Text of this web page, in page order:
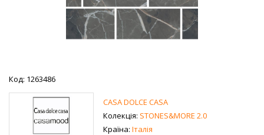
Код: 1263486
CASA DOLCE CASA
Колекція: STONES&MORE 2.0
Країна: Італія